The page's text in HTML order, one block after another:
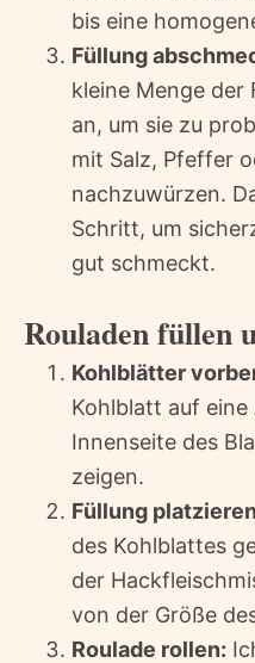
bis eine
Füllung
kleine Menge der
an, um sie zu
mit Salz, Pfeffer
nachzuwürzen.
Schritt, um
gut schmeckt.
Rouladen füllen
Kohlblätter
Kohlblatt auf
Innenseite des
zeigen.
Füllung
des Kohlblattes
der
von der Größe
Roulade rollen: